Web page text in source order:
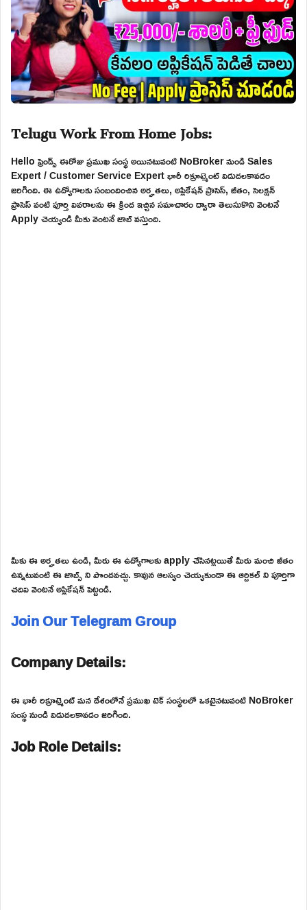
Telugu Work From Home Jobs:
Hello ఫ్రెండ్స్ ఈరోజు ప్రముఖ సంస్థ అయినటువంటి NoBroker నుండి Sales
Expert / Customer Service Expert భారీ రిక్రూట్మెంట్ విడుదలకావడం
జరిగింది. ఈ ఉద్యోగాలకు సంబందించిన అర్హతలు, అప్లికేషన్ ప్రాసెస్, జీతం, సెలక్షన్
ప్రాసెస్ వంటి పూర్తి వివరాలను ఈ క్రింద ఇచ్చిన సమాచారం ద్వారా తెలుసుకొని వెంటనే
Apply చెయ్యండి మీకు వెంటనే జాబ్ వస్తుంది.
మీకు ఈ అర్హతలు ఉండి, మీరు ఈ ఉద్యోగాలకు apply చేసినట్లయితే మీరు మంచి జీతం
ఉన్నటువంటి ఈ జాబ్స్ ని పొందవచ్చు. కావున ఆలస్యం చెయ్యకుండా ఈ ఆర్టికల్ ని పూర్తిగా
చదివి వెంటనే అప్లికేషన్ పెట్టండి.
Join Our Telegram Group
Company Details:
ఈ భారీ రిక్రూట్మెంట్ మన దేశంలోనే ప్రముఖ టెక్ సంస్థలలో ఒకటైనటువంటి NoBroker
సంస్థ నుండి విడుదలకావడం జరిగింది.
Job Role Details: